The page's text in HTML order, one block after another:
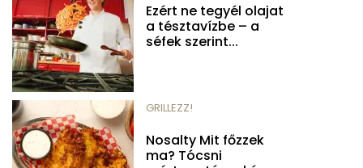
Ezért ne tegyél olajat
a tésztavízbe – a
séfek szerint...
GRILLEZZ!
Nosalty Mit főzzek
ma? Tócsni